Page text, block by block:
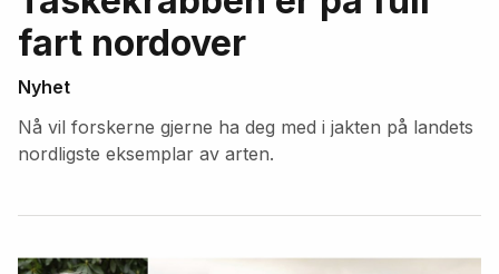
fart nordover
Nyhet
Nå vil forskerne gjerne ha deg med i jakten på landets
nordligste eksemplar av arten.